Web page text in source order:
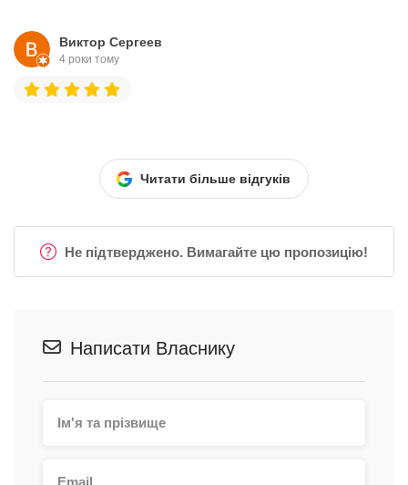
Виктор Сергеев
4 роки тому
Читати більше відгуків
Не підтверджено. Вимагайте цю пропозицію!
Написати Власнику